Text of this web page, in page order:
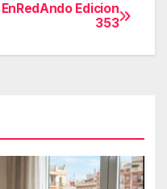
EnRedAndo Edicion
353